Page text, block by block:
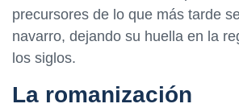
precursores de lo que más tarde
navarro, dejando su huella en la
los siglos.
La romanización